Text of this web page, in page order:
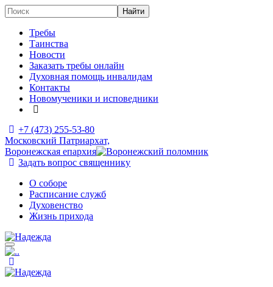
Требы
Таинства
Новости
Заказать требы онлайн
Духовная помощь инвалидам
Контакты
Новомученики и исповедники
+7 (473) 255-53-80
Московский Патриархат,
Воронежская епархия
Задать вопрос священнику
О соборе
Расписание служб
Духовенство
Жизнь прихода